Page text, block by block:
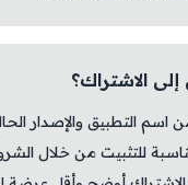
الاشتراك؟
اسم التطبيق والإصدار
للتثبيت من خلال